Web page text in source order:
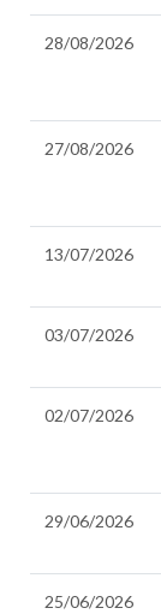
28/08/2026
27/08/2026
13/07/2026
03/07/2026
02/07/2026
29/06/2026
25/06/2026